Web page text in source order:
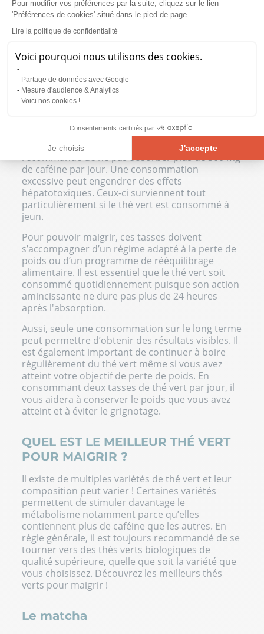
Pour modifier vos préférences par la suite, cliquez sur le lien
'Préférences de cookies' situé dans le pied de page.
Lire la politique de confidentialité
Voici pourquoi nous utilisons des cookies.
Partage de données avec Google
Mesure d'audience & Analytics
Voici nos cookies !
Consentements certifiés par
Je choisis J'accepte
Axeptio consent
Plateforme de Gestion du Consentement : Personnalisez vos
Notre plateforme vous permet d'adapter et de gérer vos
les envies de sucre en milieu d’après-midi.
Combien de thé vert par jour pour
maigrir ?
Sous forme d’infusion, vous pouvez consommer
entre 2 et 4 tasses de thé vert par jour. Veillez
tout de même à ne pas excéder ces
néfaste en trop grande quantité. En moyenne,
une tasse de thé vert contient 50 mg de caféine.
La FDA (Food and Drug Administration)
recommande de ne pas absorber plus de 300 mg
de caféine par jour. Une consommation
excessive peut engendrer des effets
hépatotoxiques. Ceux-ci surviennent tout
particulièrement si le thé vert est consommé à
jeun.
Pour pouvoir maigrir, ces tasses doivent
s’accompagner d’un régime adapté à la perte de
poids ou d’un programme de rééquilibrage
alimentaire. Il est essentiel que le thé vert soit
consommé quotidiennement puisque son action
amincissante ne dure pas plus de 24 heures
après l'absorption.
Aussi, seule une consommation sur le long terme
peut permettre d’obtenir des résultats visibles. Il
est également important de continuer à boire
régulièrement du thé vert même si vous avez
atteint votre objectif de perte de poids. En
consommant deux tasses de thé vert par jour, il
vous aidera à conserver le poids que vous avez
atteint et à éviter le grignotage.
QUEL EST LE MEILLEUR THÉ VERT
POUR MAIGRIR ?
Il existe de multiples variétés de thé vert et leur
composition peut varier ! Certaines variétés
permettent de stimuler davantage le
métabolisme notamment parce qu’elles
contiennent plus de caféine que les autres. En
règle générale, il est toujours recommandé de se
tourner vers des thés verts biologiques de
qualité supérieure, quelle que soit la variété que
vous choisissez. Découvrez les meilleurs thés
verts pour maigrir !
Le matcha